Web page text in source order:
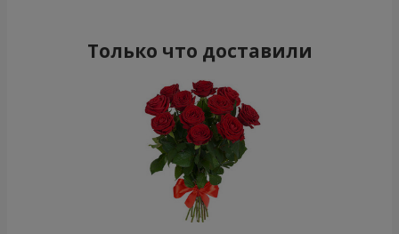
Только что доставили